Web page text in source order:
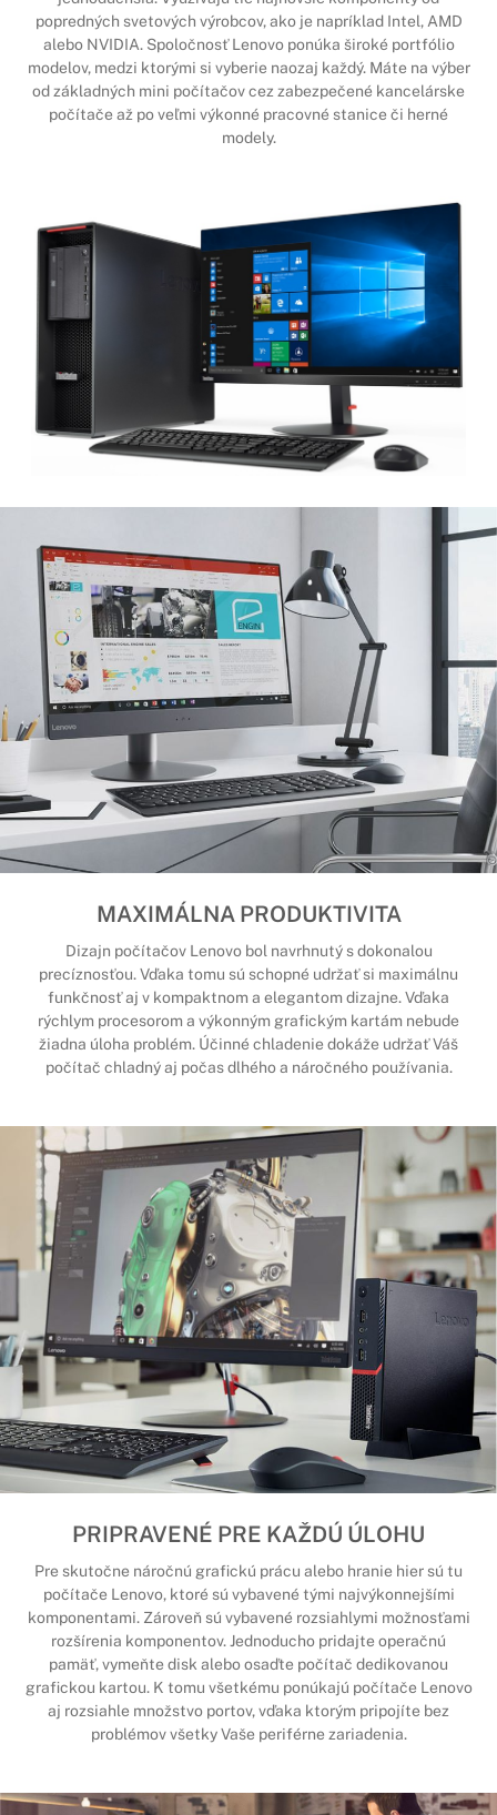
popredných svetových výrobcov, ako je napríklad Intel, AMD
alebo NVIDIA. Spoločnosť Lenovo ponúka široké portfólio
modelov, medzi ktorými si vyberie naozaj každý. Máte na výber
od základných mini počítačov cez zabezpečené kancelárske
počítače až po veľmi výkonné pracovné stanice či herné
modely.
MAXIMÁLNA PRODUKTIVITA
Dizajn počítačov Lenovo bol navrhnutý s dokonalou
precíznosťou. Vďaka tomu sú schopné udržať si maximálnu
funkčnosť aj v kompaktnom a elegantom dizajne. Vďaka
rýchlym procesorom a výkonným grafickým kartám nebude
žiadna úloha problém. Účinné chladenie dokáže udržať Váš
počítač chladný aj počas dlhého a náročného používania.
PRIPRAVENÉ PRE KAŽDÚ ÚLOHU
Pre skutočne náročnú grafickú prácu alebo hranie hier sú tu
počítače Lenovo, ktoré sú vybavené tými najvýkonnejšími
komponentami. Zároveň sú vybavené rozsiahlymi možnosťami
rozšírenia komponentov. Jednoducho pridajte operačnú
pamäť, vymeňte disk alebo osaďte počítač dedikovanou
grafickou kartou. K tomu všetkému ponúkajú počítače Lenovo
aj rozsiahle množstvo portov, vďaka ktorým pripojíte bez
problémov všetky Vaše periférne zariadenia.